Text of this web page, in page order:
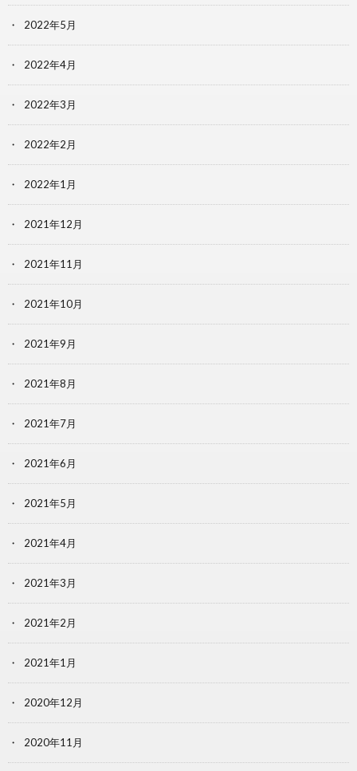
2022年5月
2022年4月
2022年3月
2022年2月
2022年1月
2021年12月
2021年11月
2021年10月
2021年9月
2021年8月
2021年7月
2021年6月
2021年5月
2021年4月
2021年3月
2021年2月
2021年1月
2020年12月
2020年11月